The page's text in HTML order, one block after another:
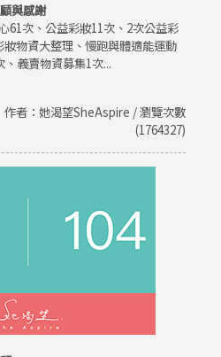
與感謝
61次、公益彩妝11次、2次公益彩
物資大整理、慢跑與體適能運動
義賣物資募集1次...
作者：她渴望SheAspire / 瀏覽次數
(1764327)